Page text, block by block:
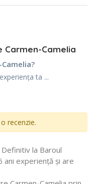
Carmen-Camelia
ta ...
recenzie.
la Baroul
ani experiență și are